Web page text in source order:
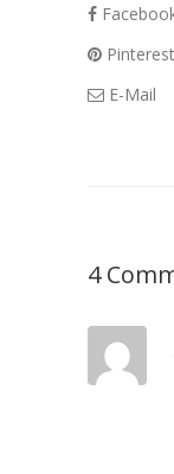
Pinterest
E-Mail
4